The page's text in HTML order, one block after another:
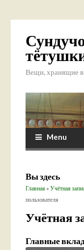
Вещи, хранящие
Menu
Вы здесь
Главная »Учётная
пользователя
Учётная
Главные